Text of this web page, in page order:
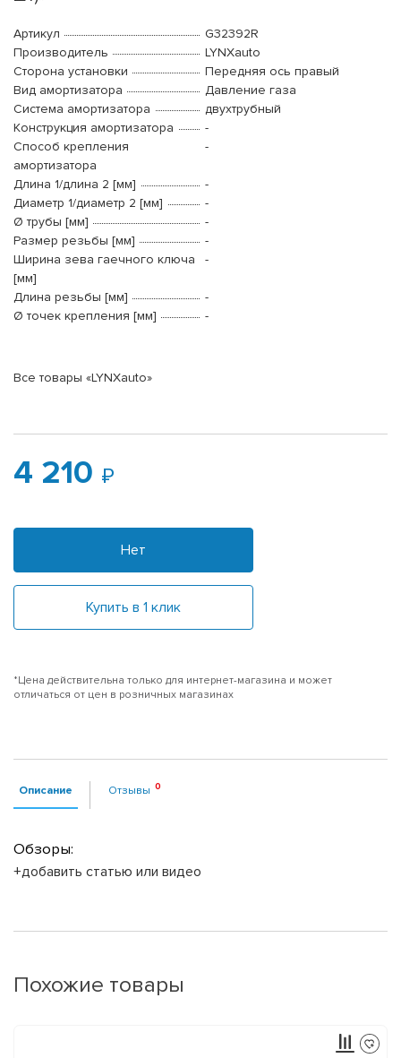
Артикул
G32392R
Производитель
LYNXauto
Сторона установки
Передняя ось правый
Вид амортизатора
Давление газа
Система амортизатора
двухтрубный
Конструкция амортизатора
-
Способ крепления
амортизатора
-
Длина 1/длина 2 [мм]
-
Диаметр 1/диаметр 2 [мм]
-
Ø трубы [мм]
-
Размер резьбы [мм]
-
Ширина зева гаечного ключа
[мм]
-
Длина резьбы [мм]
-
Ø точек крепления [мм]
-
Все товары «LYNXauto»
4 210
Нет
Купить в 1 клик
*Цена действительна только для интернет-магазина и может
отличаться от цен в розничных магазинах
Описание Отзывы
Обзоры:
+добавить статью или видео
Похожие товары